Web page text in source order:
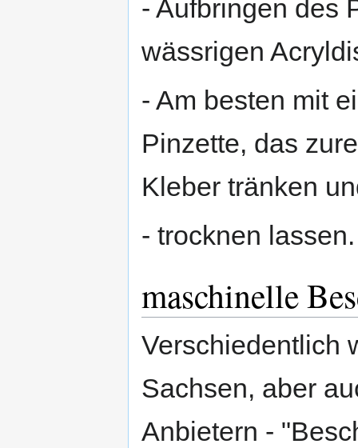
- Aufbringen des
wässrigen
- Am besten mit
Pinzette, das
Kleber tränken
- trocknen lassen.
maschinelle
Verschiedentlich
Sachsen, aber
Anbietern -